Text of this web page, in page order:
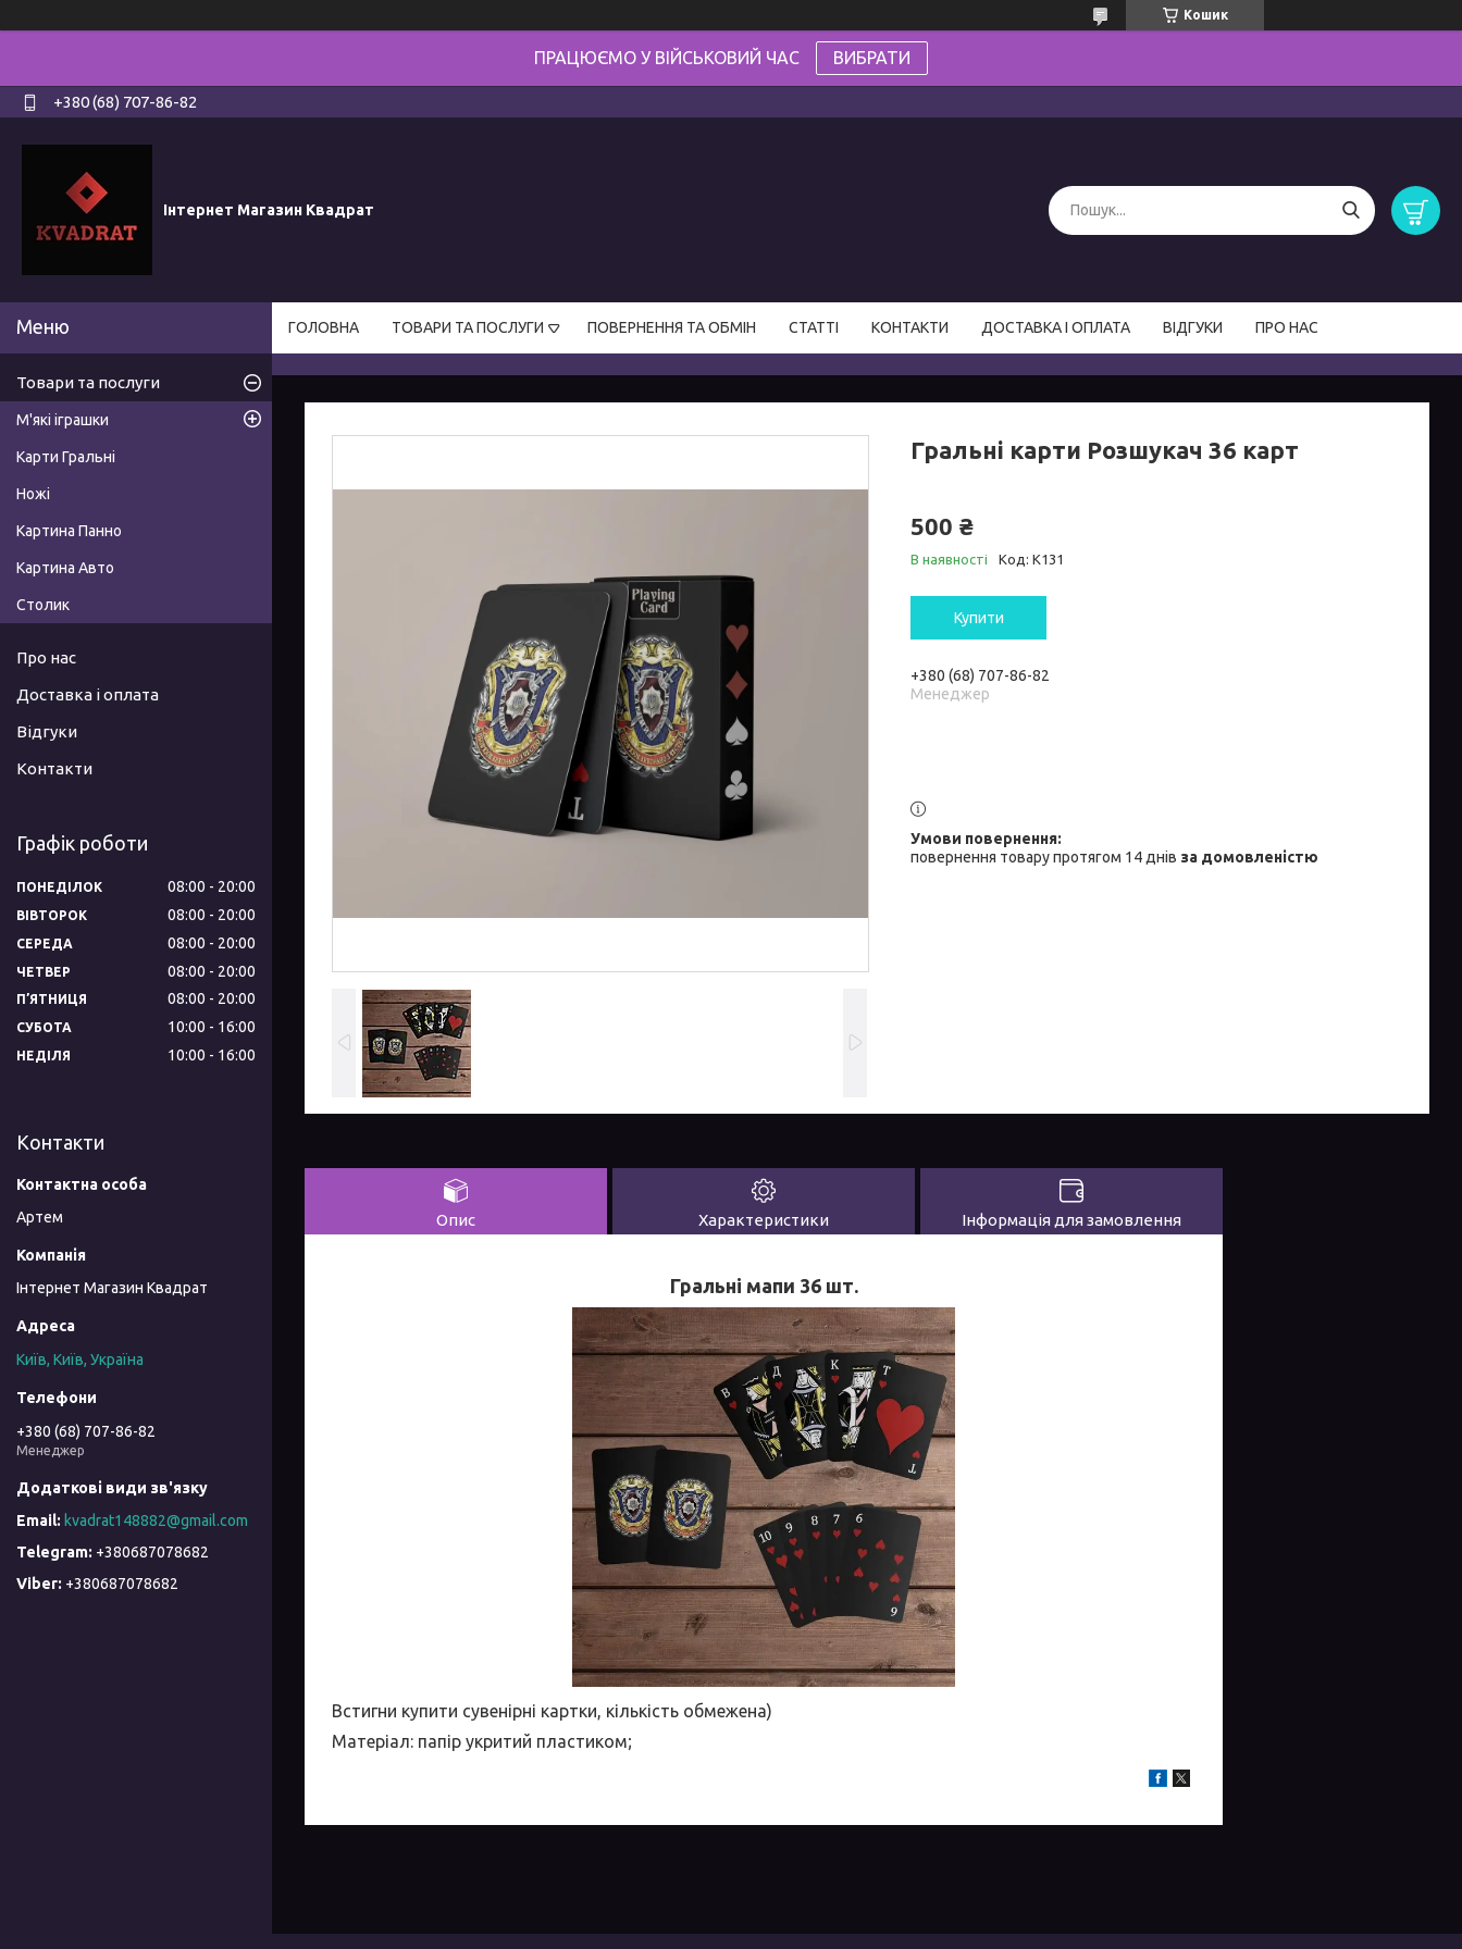
Кошик
ПРАЦЮЄМО У ВІЙСЬКОВИЙ ЧАС ВИБРАТИ
+380 (68) 707-86-82
Інтернет Магазин Квадрат
ГОЛОВНА ТОВАРИ ТА ПОСЛУГИ ПОВЕРНЕННЯ ТА ОБМІН СТАТТІ КОНТАКТИ ДОСТАВКА І ОПЛАТА ВІДГУКИ ПРО НАС
Гральні карти Розшукач 36 карт
500 ₴
В наявності Код: К131
Купити
+380 (68) 707-86-82
Менеджер
повернення товару протягом 14 днів за домовленістю
Опис Характеристики Інформація для замовлення
Гральні мапи 36 шт.
Встигни купити сувенірні картки, кількість обмежена)
Матеріал: папір укритий пластиком;
Товари та послуги
М'які іграшки
Карти Гральні
Ножі
Картина Панно
Картина Авто
Столик
Про нас
Доставка і оплата
Відгуки
Контакти
Графік роботи
ПОНЕДІЛОК 08:00 20:00
ВІВТОРОК 08:00 20:00
СЕРЕДА 08:00 20:00
ЧЕТВЕР 08:00 20:00
ПʼЯТНИЦЯ 08:00 20:00
СУБОТА 10:00 16:00
НЕДІЛЯ 10:00 16:00
Контакти
Артем
Інтернет Магазин Квадрат
Київ, Київ, Україна
+380 (68) 707-86-82
Менеджер
kvadrat148882@gmail.com
+380687078682
+380687078682